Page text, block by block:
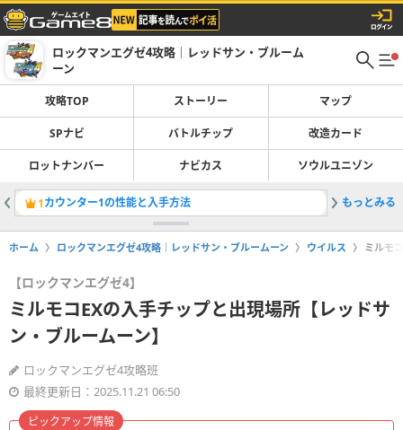
ロックマンエグゼ4攻略｜レッドサン・ブルーム
ーン
攻略TOP ストーリー マップ
SPナビ バトルチップ 改造カード
ロットナンバー ナビカス ソウルユニゾン
1カウンター1の性能と入手方法 もっとみる
ホーム ロックマンエグゼ4攻略｜レッドサン・ブルームーン ウイルス ミルモ
【ロックマンエグゼ4】
ミルモコEXの入手チップと出現場所【レッドサ
ン・ブルームーン】
ロックマンエグゼ4攻略班
最終更新日：2025.11.21 06:50
ピックアップ情報